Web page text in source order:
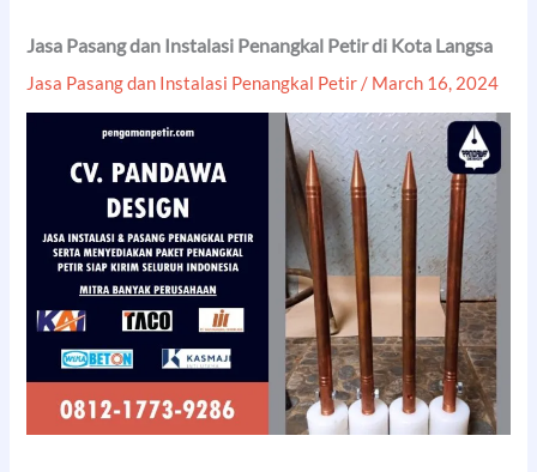
Jasa Pasang dan Instalasi Penangkal Petir di Kota Langsa
Jasa Pasang dan Instalasi Penangkal Petir / March 16, 2024